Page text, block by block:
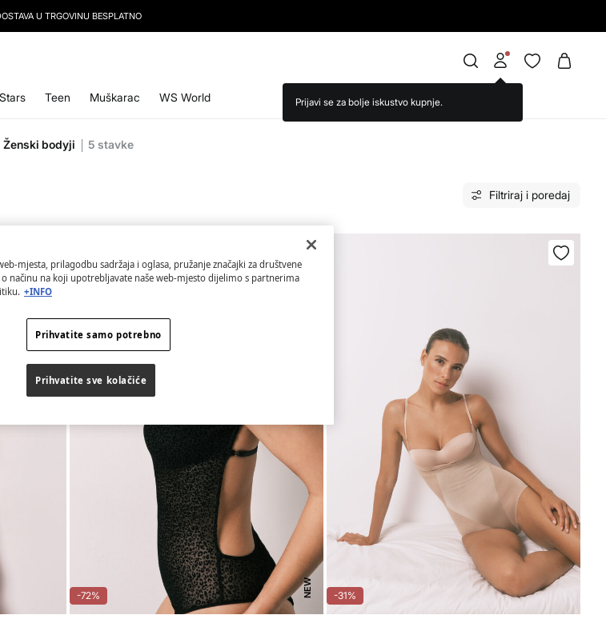
I OSTVARI -10 % POPUSTA NA SLJEDEĆU KUPNJU.
Teen Muškarac WS World
Ženski bodyji 5 stavke
Filtriraj i poredaj
-72% NEW -31%
mjesta, prilagodbu sadržaja i oglasa, pružanje značajki za društvene
načinu na koji upotrebljavate naše web-mjesto dijelimo s partnerima
+INFO
Prihvatite samo potrebno
Prihvatite sve kolačiće